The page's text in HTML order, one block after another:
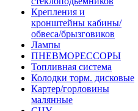
Крепления и
кронштейны кабины/
обвеса/брызговиков
Лампы
ПНЕВМОРЕССОРЫ
Топливная система
Колодки торм. дисковые
Картер/горловины
малянные